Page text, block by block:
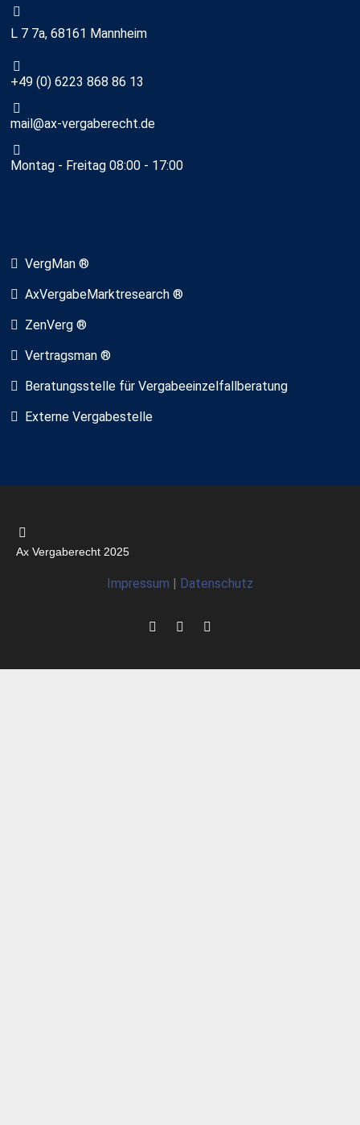
L 7 7a, 68161 Mannheim
+49 (0) 6223 868 86 13
mail@ax-vergaberecht.de
Montag - Freitag 08:00 - 17:00
VergMan ®
AxVergabeMarktresearch ®
ZenVerg ®
Vertragsman ®
Beratungsstelle für Vergabeeinzelfallberatung
Externe Vergabestelle
Ax Vergaberecht 2025
Impressum Datenschutz